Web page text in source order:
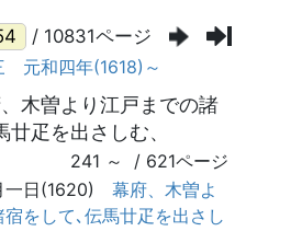
/ 10831ページ